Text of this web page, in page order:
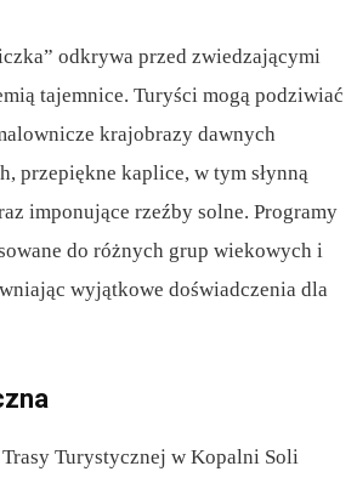
odkrywa przed zwiedzającymi
tajemnice. Turyści mogą podziwiać
krajobrazy dawnych
przepiękne kaplice, w tym słynną
imponujące rzeźby solne. Programy
do różnych grup wiekowych i
wyjątkowe doświadczenia dla
Turystycznej w Kopalni Soli